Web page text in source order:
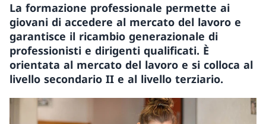
La formazione professionale permette ai
giovani di accedere al mercato del lavoro e
garantisce il ricambio generazionale di
professionisti e dirigenti qualificati. È
orientata al mercato del lavoro e si colloca al
livello secondario II e al livello terziario.